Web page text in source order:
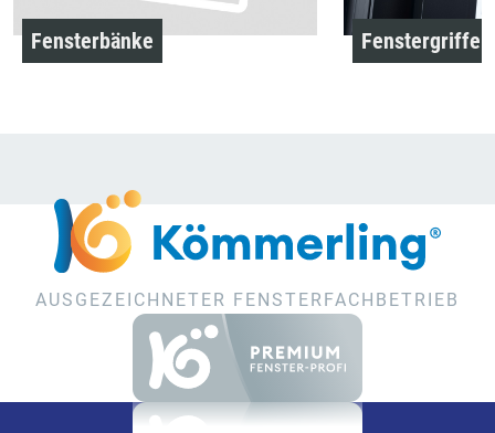
Fensterbänke Fenstergriffe
AUSGEZEICHNETER FENSTERFACHBETRIEB